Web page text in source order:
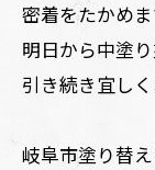
密着をたかめ
明日から中塗
引き続き宜しく
岐阜市塗り替